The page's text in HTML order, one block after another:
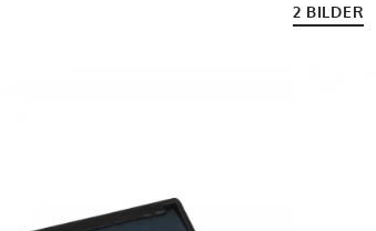
2 BILDER